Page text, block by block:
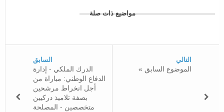
مواضيع ذات صلة
التالي
« الموضوع السابق
السابق
الدرك الملكي - إدارة
الدفاع الوطني: مباراة من
أجل انخراط مرشحين
بصفة تلاميذ دركيين
متخصصين - المصلحة